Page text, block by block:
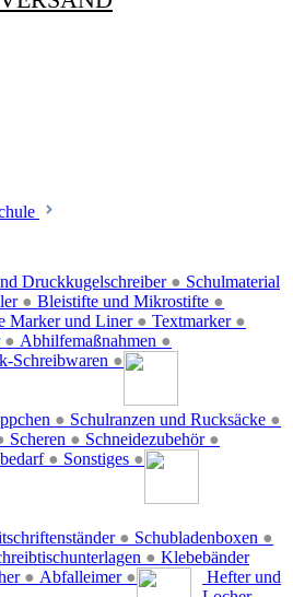
Druckkugelschreiber ●
● Bleistifte und Mikrostifte ●
Marker und Liner ● Textmarker ●
● Abhilfemaßnahmen ●
Schreibwaren ●
Schulmaterial
● Schulranzen und Rucksäcke ●
Scheren ● Schneidezubehör ●
● Sonstiges ●
● Schubladenboxen ●
●
● Abfalleimer ●
Klebebänder
Hefter und